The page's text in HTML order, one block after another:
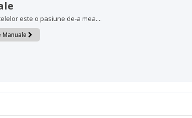
este o pasiune de-a mea....